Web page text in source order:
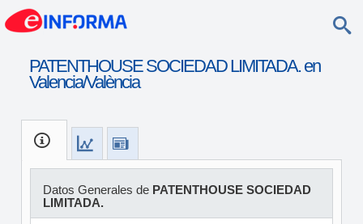
PATENTHOUSE SOCIEDAD LIMITADA. en
Valencia/València
Datos Generales de PATENTHOUSE SOCIEDAD
LIMITADA.